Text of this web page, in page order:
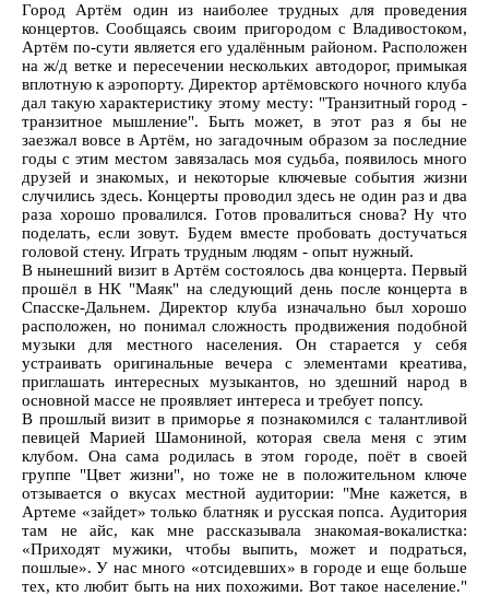
Город Артём один из наиболее трудных для проведения
концертов. Сообщаясь своим пригородом с Владивостоком,
Артём по-сути является его удалённым районом. Расположен
на ж/д ветке и пересечении нескольких автодорог, примыкая
вплотную к аэропорту. Директор артёмовского ночного клуба
дал такую характеристику этому месту: "Транзитный город -
транзитное мышление". Быть может, в этот раз я бы не
заезжал вовсе в Артём, но загадочным образом за последние
годы с этим местом завязалась моя судьба, появилось много
друзей и знакомых, и некоторые ключевые события жизни
случились здесь. Концерты проводил здесь не один раз и два
раза хорошо провалился. Готов провалиться снова? Ну что
поделать, если зовут. Будем вместе пробовать достучаться
головой стену. Играть трудным людям - опыт нужный.
В нынешний визит в Артём состоялось два концерта. Первый
прошёл в НК "Маяк" на следующий день после концерта в
Спасске-Дальнем. Директор клуба изначально был хорошо
расположен, но понимал сложность продвижения подобной
музыки для местного населения. Он старается у себя
устраивать оригинальные вечера с элементами креатива,
приглашать интересных музыкантов, но здешний народ в
основной массе не проявляет интереса и требует попсу.
В прошлый визит в приморье я познакомился с талантливой
певицей Марией Шамониной, которая свела меня с этим
клубом. Она сама родилась в этом городе, поёт в своей
группе "Цвет жизни", но тоже не в положительном ключе
отзывается о вкусах местной аудитории: "Мне кажется, в
Артеме «зайдет» только блатняк и русская попса. Аудитория
там не айс, как мне рассказывала знакомая-вокалистка:
«Приходят мужики, чтобы выпить, может и подраться,
пошлые». У нас много «отсидевших» в городе и еще больше
тех, кто любит быть на них похожими. Вот такое население."